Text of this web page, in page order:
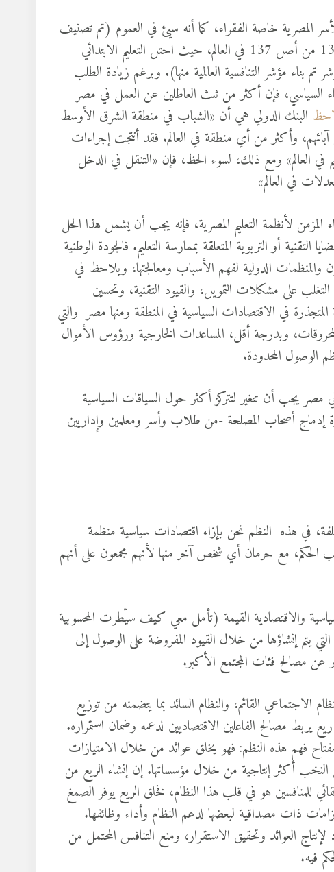
المصرية خاصة الفقراء، كما أنه سيئ في العموم (تم تصنيف
النظام من قِبل المنتدى الاقتصادي العالمي على أنه في المرتبة 130 من أصل 137 في العالم، حيث احتل التعليم الابتدائي
133، وهو أدنى ترتيب لمصر في ما يقرب من 100 مؤشر تم بناء مؤشر التنافسية العالمية منها). وبرغم زيادة الطلب
السياسي، فإن أكثر من ثلث العاطلين عن العمل في مصر
البنك الدولي هي أن «الشباب في منطقة الشرق الأوسط
وأكثر من أي منطقة في العالم. فقد أنتجت إجراءات
في العالم» ومع ذلك، لسوء الحظ، فإن «التنقل في الدخل
في العالم»
لأنظمة التعليم المصرية، فإنه يجب أن يشمل هذا الحل
أو التربوية المتعلقة بممارسة التعليم. فالجودة الوطنية
والمنظمات الدولية لفهم الأسباب ومعالجتها، ويلاحظ في
على مشكلات التمويل، والقيود التقنية، وتحسين
في الاقتصادات السياسية في المنطقة ومنها مصر والتي
وبدرجة أقل، المساعدات الخارجية ورؤوس الأموال
الوصول المحدودة.
يجب أن تتغير لتتركز أكثر حول السياقات السياسية
إدماج أصحاب المصلحة -من طلاب وأسر ومعلمين وإداريين
في هذه النظم نحن بإزاء اقتصادات سياسية منظمة
الحكم، مع حرمان أي شخص آخر منها لأنهم مجمعون على أنهم
والاقتصادية القيمة (تأمل معي كيف سيّطرت المحسوبية
يتم إنشاؤها من خلال القيود المفروضة على الوصول إلى
عن مصالح فئات المجتمع الأكبر.
الاجتماعي القائم، والنظام السائد بما يتضمنه من توزيع
يربط مصالح الفاعلين الاقتصاديين لدعمه وضمان استمراره.
فهم هذه النظم: فهو يخلق عوائد من خلال الامتيازات
أكثر إنتاجية من خلال مؤسساتها. إن إنشاء الريع من
للمنافسين هو في قلب هذا النظام، فخلق الريع يوفر الصمغ
ذات مصداقية لبعضها لدعم النظام وأداء وظائفها.
العوائد وتحقيق الاستقرار، ومنع التنافس المحتمل من
فيه.